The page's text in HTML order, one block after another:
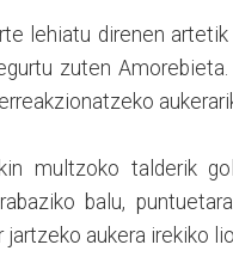
lehiatu direnen
zuten
multzoko talderik
balu,
aukera irekiko